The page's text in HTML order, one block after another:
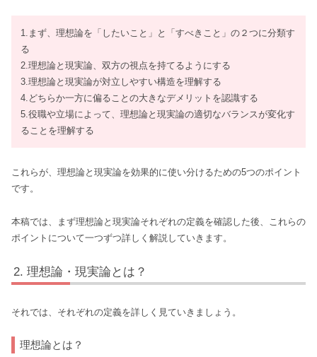
1.まず、理想論を「したいこと」と「すべきこと」の２つに分類す
る
2.理想論と現実論、双方の視点を持てるようにする
3.理想論と現実論が対立しやすい構造を理解する
4.どちらか一方に偏ることの大きなデメリットを認識する
5.役職や立場によって、理想論と現実論の適切なバランスが変化す
ることを理解する
これらが、理想論と現実論を効果的に使い分けるための5つのポイント
です。
本稿では、まず理想論と現実論それぞれの定義を確認した後、これらの
ポイントについて一つずつ詳しく解説していきます。
理想論・現実論とは？
それでは、それぞれの定義を詳しく見ていきましょう。
理想論とは？